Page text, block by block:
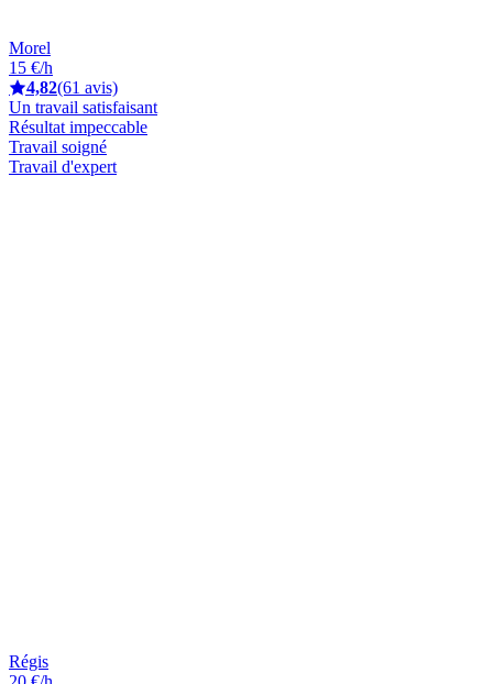
Morel
15 €/h
4,82(61 avis)
Un travail satisfaisant
Résultat impeccable
Travail soigné
Travail d'expert
Régis